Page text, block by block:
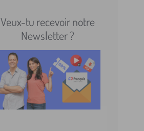
Veux-tu recevoir notre
Newsletter ?